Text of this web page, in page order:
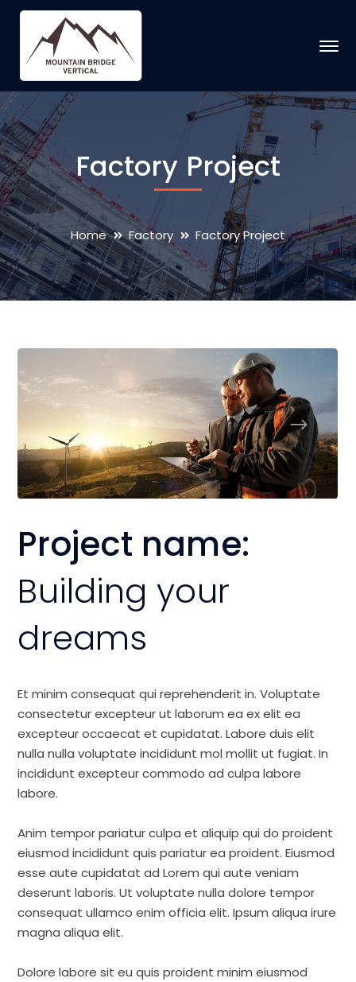
Factory Project
Home Factory Factory Project
Project name:
Building your
dreams
Et minim consequat qui reprehenderit in. Voluptate
consectetur excepteur ut laborum ea ex elit ea
excepteur occaecat et cupidatat. Labore duis elit
nulla nulla voluptate incididunt mol mollit ut fugiat. In
incididunt excepteur commodo ad culpa labore
labore.
Anim tempor pariatur culpa et aliquip qui do proident
eiusmod incididunt quis pariatur ea proident. Eiusmod
esse aute cupidatat ad Lorem qui aute veniam
deserunt laboris. Ut voluptate nulla dolore tempor
consequat ullamco enim officia elit. Ipsum aliqua irure
magna aliqua elit.
Dolore labore sit eu quis proident minim eiusmod